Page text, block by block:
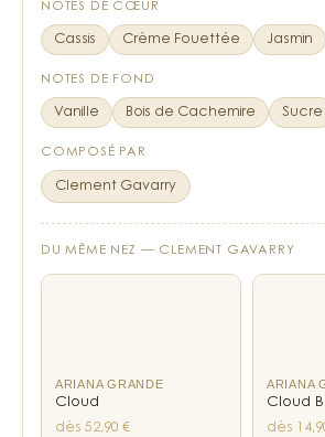
NOTES DE CŒUR
Cassis Crème Fouettée Jasmin
NOTES DE FOND
Vanille Bois de Cachemire Sucre
COMPOSÉ PAR
Clement Gavarry
DU MÊME NEZ — CLEMENT GAVARRY
ARIANA GRANDE
Cloud
dès 52,90 €
ARIANA
Cloud
dès